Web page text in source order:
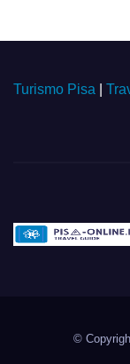
Turismo Pisa
©